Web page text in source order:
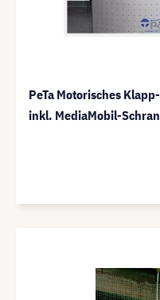
PeTa Motorisches
inkl. MediaMobil-